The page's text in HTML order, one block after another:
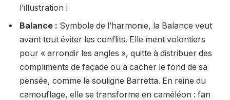
l’illustration !
Balance : Symbole de l’harmonie, la Balance veut
avant tout éviter les conflits. Elle ment volontiers
pour « arrondir les angles », quitte à distribuer des
compliments de façade ou à cacher le fond de sa
pensée, comme le souligne Barretta. En reine du
camouflage, elle se transforme en caméléon : fan